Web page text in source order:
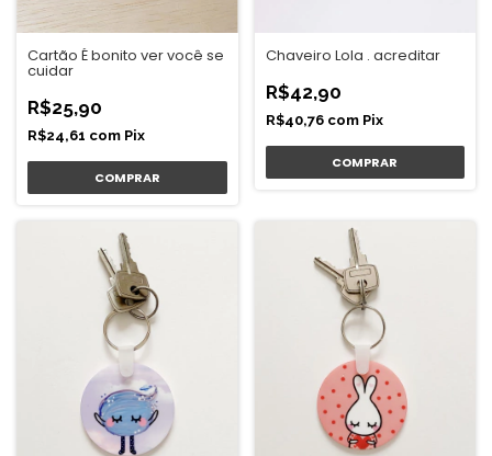
Cartão É bonito ver você se
cuidar
R$25,90
R$24,61 com Pix
Chaveiro Lola . acreditar
R$42,90
R$40,76 com Pix